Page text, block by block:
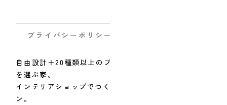
プライバシーポリシー
自由設計＋20種類以上のプランから「暮らしやすさ」
を選ぶ家。
インテリアショップでつくる「おしゃれ」なデザイ
ン。